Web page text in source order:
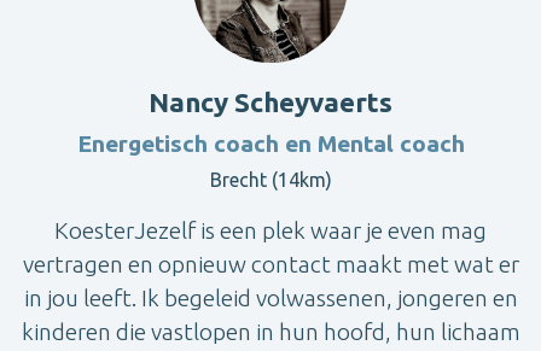
Nancy Scheyvaerts
Energetisch coach en Mental coach
Brecht (14km)
KoesterJezelf is een plek waar je even mag
vertragen en opnieuw contact maakt met wat er
in jou leeft. Ik begeleid volwassenen, jongeren en
kinderen die vastlopen in hun hoofd, hun lichaam